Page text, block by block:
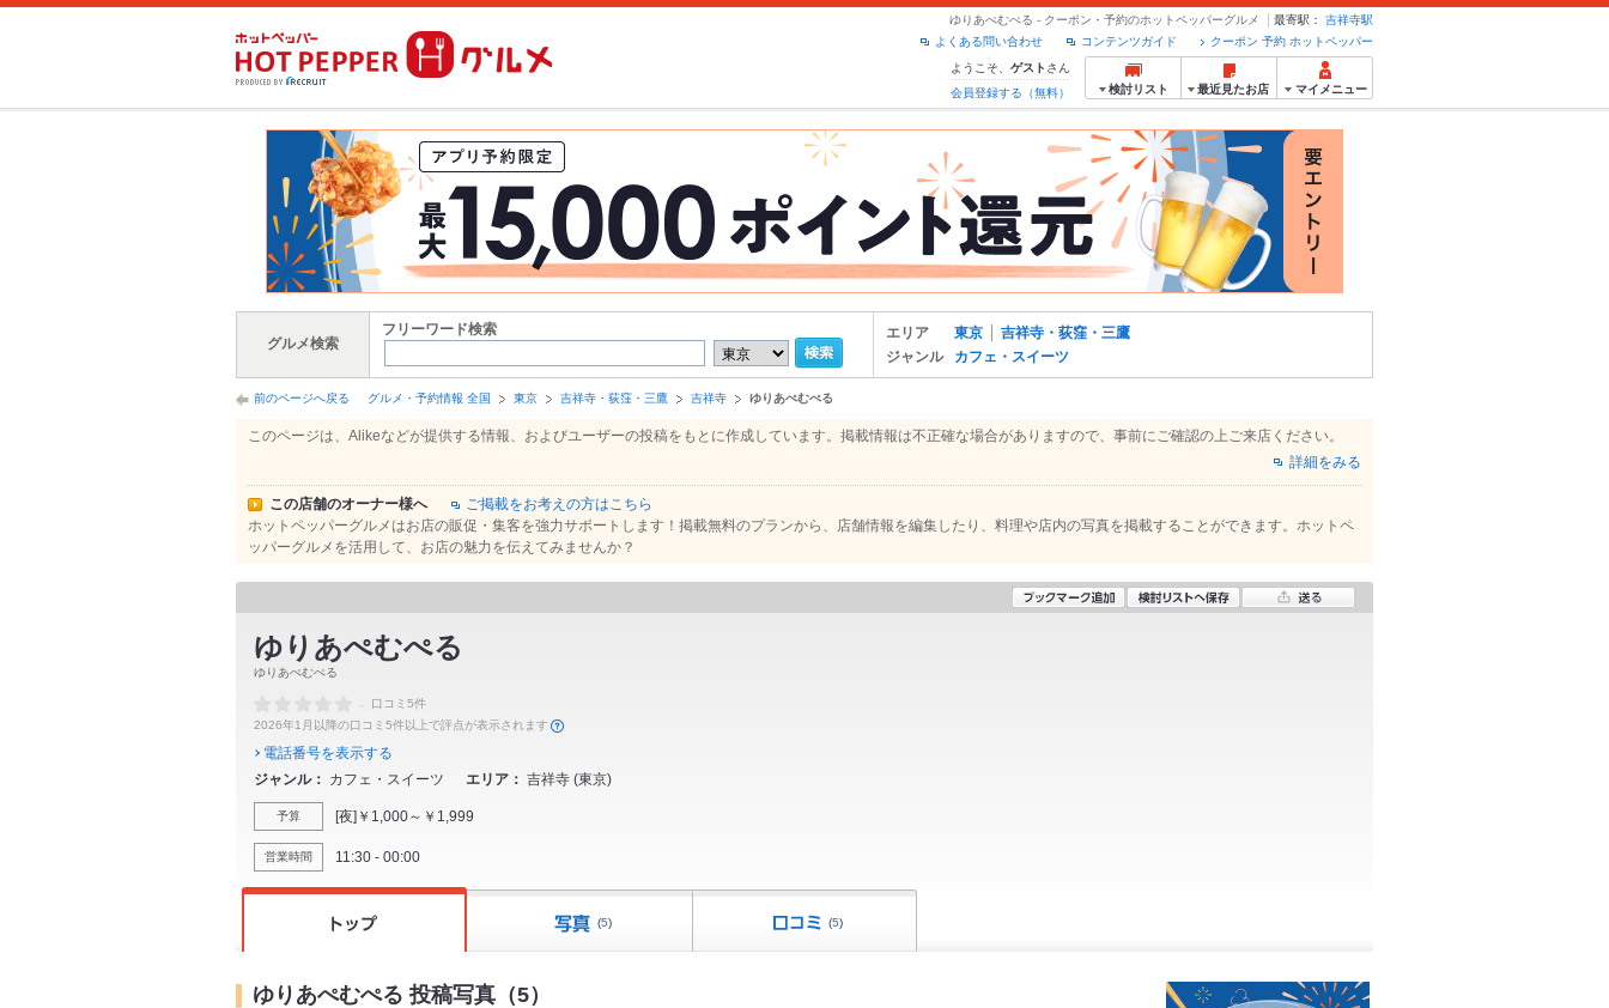
ゆりあぺむぺる - クーポン・予約のホットペッパーグルメ 最寄駅：
吉祥寺駅
クーポン 予約 ホットペッパー
コンテンツガイド
よくある問い合わせ
ようこそ、 ゲスト さん
会員登録する（無料）
検討リスト 最近見たお店 マイメニュー
グルメ検索
フリーワード検索 エリア 東京
吉祥寺・荻窪・三鷹
ジャンル
カフェ・スイーツ
前のページへ戻る グルメ・予約情報 全国 東京 吉祥寺・荻窪・三鷹 吉祥寺 ゆりあぺむぺる
このページは、Alikeなどが提供する情報、およびユーザーの投稿をもとに作成しています。掲載情報は不正確な場合がありますので、事前にご確認の上ご来店ください。
詳細をみる
この店舗のオーナー様へ
ご掲載をお考えの方はこちら
ホットペッパーグルメはお店の販促・集客を強力サポートします！掲載無料のプランから、店舗情報を編集したり、料理や店内の写真を掲載することができます。ホットペ
ッパーグルメを活用して、お店の魅力を伝えてみませんか？
ゆりあぺむぺる
ゆりあぺむぺる
口コミ5件
2026年1月以降の口コミ5件以上で評点が表示されます
電話番号を表示する
ジャンル
カフェ・スイーツ エリア 吉祥寺 (東京)
予算 [夜]￥1,000～￥1,999
営業時間 11:30 - 00:00
(5) (5)
ゆりあぺむぺる 投稿写真（5）